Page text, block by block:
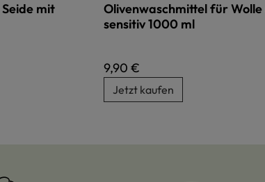
mit
Olivenwaschmittel für Wolle
sensitiv 1000 ml
Regulärer Preis:
9,90 €
Jetzt kaufen